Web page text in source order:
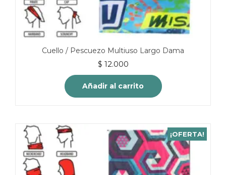
Cuello / Pescuezo Multiuso Largo Dama
$ 12.000
Añadir al carrito
¡OFERTA!